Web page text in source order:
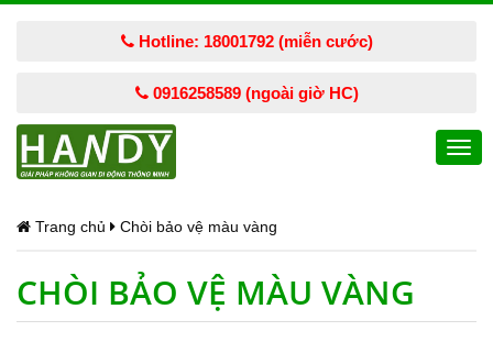
Hotline: 18001792 (miễn cước)
0916258589 (ngoài giờ HC)
Trang chủ Chòi bảo vệ màu vàng
CHÒI BẢO VỆ MÀU VÀNG